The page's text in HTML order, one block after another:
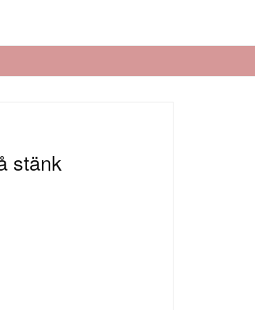
stänk